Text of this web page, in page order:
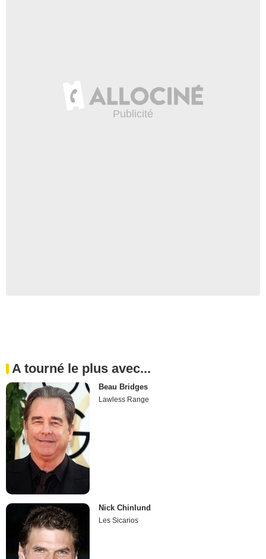
A tourné le plus avec...
Beau Bridges
Lawless Range
Nick Chinlund
Les Sicarios